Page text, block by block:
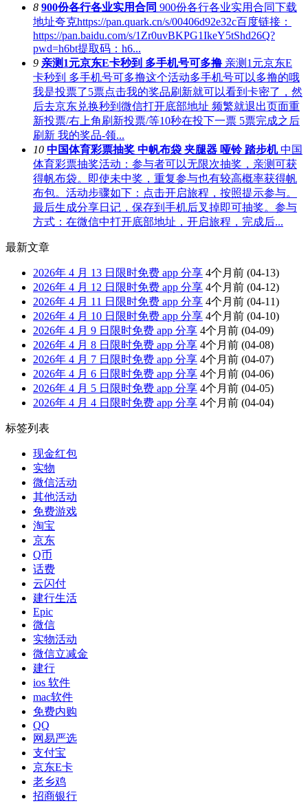
8 900份各行各业实用合同 900份各行各业实用合同下载
地址夸克https://pan.quark.cn/s/00406d92e32c百度链接：
https://pan.baidu.com/s/1Zr0uvBKPG1IkeY5tShd26Q?
pwd=h6bt提取码：h6...
9 亲测1元京东E卡秒到 多手机号可多撸 亲测1元京东E
卡秒到 多手机号可多撸这个活动多手机号可以多撸的哦
我是投票了5票点击我的奖品刷新就可以看到卡密了，然
后去京东兑换秒到微信打开底部地址 频繁就退出页面重
新投票/右上角刷新投票/等10秒在投下一票 5票完成之后
刷新 我的奖品-领...
10 中国体育彩票抽奖 中帆布袋 夹腿器 哑铃 踏步机 中国
体育彩票抽奖活动：参与者可以无限次抽奖，亲测可获
得帆布袋。即使未中奖，重复参与也有较高概率获得帆
布包。活动步骤如下：点击开启旅程，按照提示参与。
最后生成分享日记，保存到手机后叉掉即可抽奖。参与
方式：在微信中打开底部地址，开启旅程，完成后...
最新文章
2026年 4 月 13 日限时免费 app 分享 4个月前 (04-13)
2026年 4 月 12 日限时免费 app 分享 4个月前 (04-12)
2026年 4 月 11 日限时免费 app 分享 4个月前 (04-11)
2026年 4 月 10 日限时免费 app 分享 4个月前 (04-10)
2026年 4 月 9 日限时免费 app 分享 4个月前 (04-09)
2026年 4 月 8 日限时免费 app 分享 4个月前 (04-08)
2026年 4 月 7 日限时免费 app 分享 4个月前 (04-07)
2026年 4 月 6 日限时免费 app 分享 4个月前 (04-06)
2026年 4 月 5 日限时免费 app 分享 4个月前 (04-05)
2026年 4 月 4 日限时免费 app 分享 4个月前 (04-04)
标签列表
现金红包
实物
微信活动
其他活动
免费游戏
淘宝
京东
Q币
话费
云闪付
建行生活
Epic
微信
实物活动
微信立减金
建行
ios 软件
mac软件
免费内购
QQ
网易严选
支付宝
京东E卡
老乡鸡
招商银行